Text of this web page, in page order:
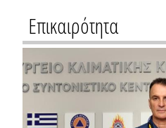
Επικαιρότητα